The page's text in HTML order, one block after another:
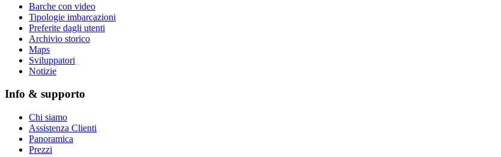
Barche con video
Tipologie imbarcazioni
Preferite dagli utenti
Archivio storico
Maps
Sviluppatori
Notizie
Info & supporto
Chi siamo
Assistenza Clienti
Panoramica
Prezzi